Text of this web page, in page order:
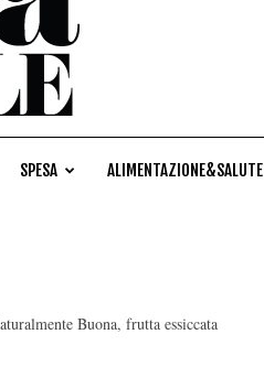
SPESA ALIMENTAZIONE&SALUTE
Buona, frutta essiccata